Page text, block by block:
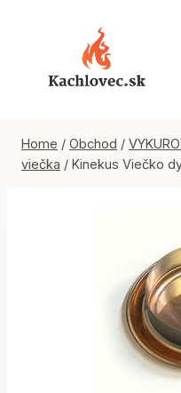
Home / Obchod /
viečka / Kinekus Viečko